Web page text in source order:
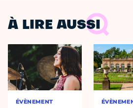
À LIRE AUSSI
ÉVÈNEMENT